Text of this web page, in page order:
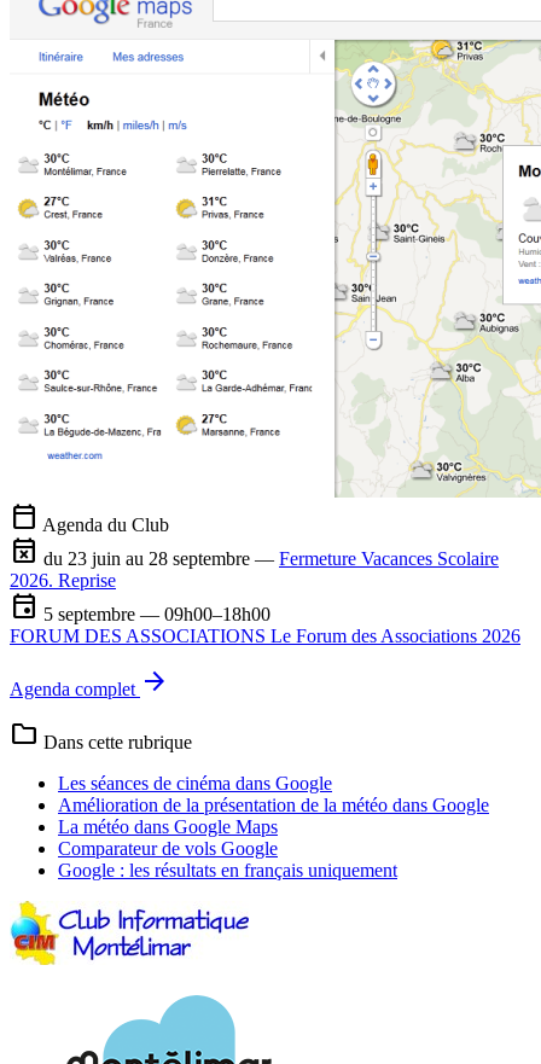
calendar_today Agenda du Club
event_busy du 23 juin au 28 septembre — Fermeture Vacances Scolaire
2026. Reprise
event 5 septembre — 09h00–18h00
FORUM DES ASSOCIATIONS Le Forum des Associations 2026
Agenda complet arrow_forward
folder Dans cette rubrique
Les séances de cinéma dans Google
Amélioration de la présentation de la météo dans Google
La météo dans Google Maps
Comparateur de vols Google
Google : les résultats en français uniquement